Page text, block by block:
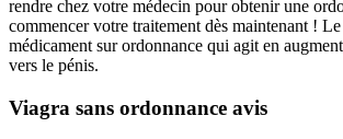
rendre chez votre médecin pour obtenir une
commencer votre traitement dès maintenant !
médicament sur ordonnance qui agit en
vers le pénis.
Viagra sans ordonnance avis